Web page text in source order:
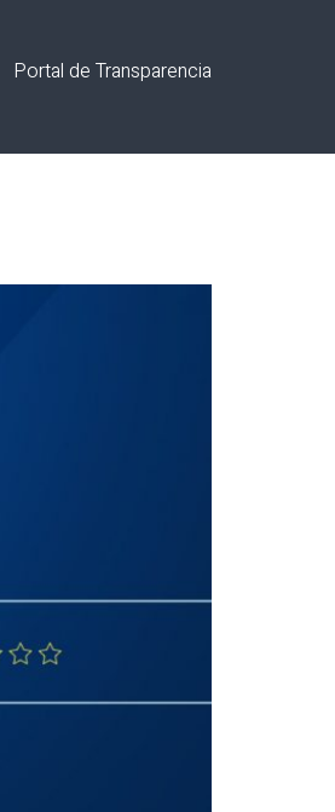
Portal de Transparencia